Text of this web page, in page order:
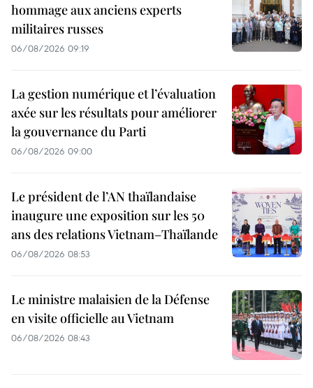
hommage aux anciens experts
militaires russes
06/08/2026 09:19
La gestion numérique et l’évaluation
axée sur les résultats pour améliorer
la gouvernance du Parti
06/08/2026 09:00
Le président de l’AN thaïlandaise
inaugure une exposition sur les 50
ans des relations Vietnam–Thaïlande
06/08/2026 08:53
Le ministre malaisien de la Défense
en visite officielle au Vietnam
06/08/2026 08:43